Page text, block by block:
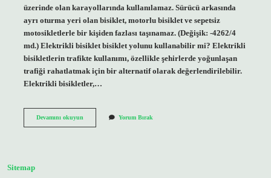
üzerinde olan karayollarında kullanılamaz. Sürücü arkasında
ayrı oturma yeri olan bisiklet, motorlu bisiklet ve sepetsiz
motosikletlerle bir kişiden fazlası taşınamaz. (Değişik: -4262/4
md.) Elektrikli bisiklet bisiklet yolunu kullanabilir mi? Elektrikli
bisikletlerin trafikte kullanımı, özellikle şehirlerde yoğunlaşan
trafiği rahatlatmak için bir alternatif olarak değerlendirilebilir.
Elektrikli bisikletler,…
Devamını okuyunElektrikli
Yorum Bırak
Sitemap